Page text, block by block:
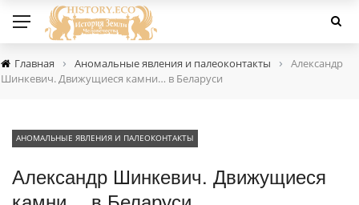
Главная › Аномальные явления и палеоконтакты ›
Александр
Шинкевич. Движущиеся камни… в Беларуси
АНОМАЛЬНЫЕ ЯВЛЕНИЯ И ПАЛЕОКОНТАКТЫ
Александр Шинкевич. Движущиеся